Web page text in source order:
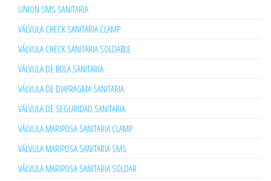
UNION SMS SANITARIA
VÁLVULA CHECK SANITARIA CLAMP
VÁLVULA CHECK SANITARIA SOLDABLE
VÁLVULA DE BOLA SANITARIA
VÁLVULA DE DIAFRAGMA SANITARIA
VÁLVULA DE SEGURIDAD SANITARIA
VÁLVULA MARIPOSA SANITARIA CLAMP
VÁLVULA MARIPOSA SANITARIA SMS
VÁLVULA MARIPOSA SANITARIA SOLDAR